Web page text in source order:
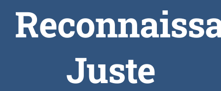
Juste